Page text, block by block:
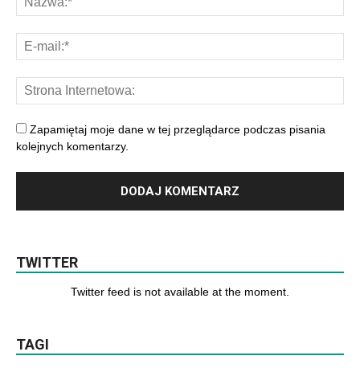
Zapamiętaj moje dane w tej przeglądarce podczas pisania
kolejnych komentarzy.
TWITTER
Twitter feed is not available at the moment.
TAGI